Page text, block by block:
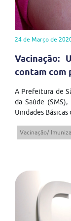
24 de Março de
Vacinação:
contam com
A Prefeitura de
da Saúde
Unidades Básicas
Vacinação/